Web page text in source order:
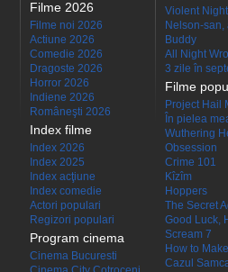
Filme 2026
Filme noi 2026
Actiune 2026
Comedie 2026
Dragoste 2026
Horror 2026
Indiene 2026
Româneşti 2026
Index filme
Index 2026
Index 2025
Index acţiune
Index comedie
Actori populari
Regizori populari
Program cinema
Cinema Bucuresti
Violent
Nelson-san,
Buddy
All Night
3 zile în
Filme
Project Hail
În pielea
Wuthering
Obsession
Crime 101
Kîzîm
Hoppers
The Secret
Good Luck,
Scream 7
How to
Cazul